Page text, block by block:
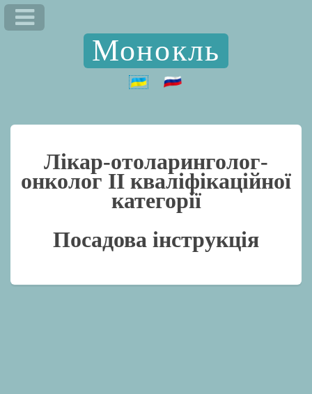
Монокль
Лікар-отоларинголог-
онколог II кваліфікаційної
категорії
Посадова інструкція